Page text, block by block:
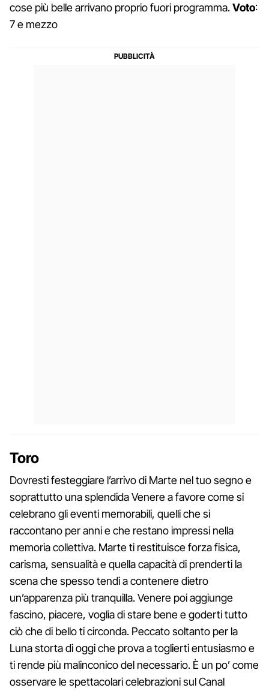
cose più belle arrivano proprio fuori programma.Voto:
7 e mezzo
Toro
Dovresti festeggiare l’arrivo di Marte nel tuo segno e
soprattutto una splendida Venere a favore come si
celebrano gli eventi memorabili, quelli che si
raccontano per anni e che restano impressi nella
memoria collettiva. Marte ti restituisce forza fisica,
carisma, sensualità e quella capacità di prenderti la
scena che spesso tendi a contenere dietro
un’apparenza più tranquilla. Venere poi aggiunge
fascino, piacere, voglia di stare bene e goderti tutto
ciò che di bello ti circonda. Peccato soltanto per la
Luna storta di oggi che prova a toglierti entusiasmo e
ti rende più malinconico del necessario. È un po’ come
osservare le spettacolari celebrazioni sul Canal